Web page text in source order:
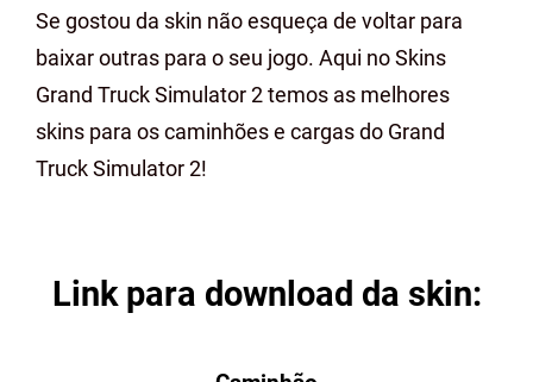
Se gostou da skin não esqueça de voltar para
baixar outras para o seu jogo. Aqui no Skins
Grand Truck Simulator 2 temos as melhores
skins para os caminhões e cargas do Grand
Truck Simulator 2!
Link para download da skin: